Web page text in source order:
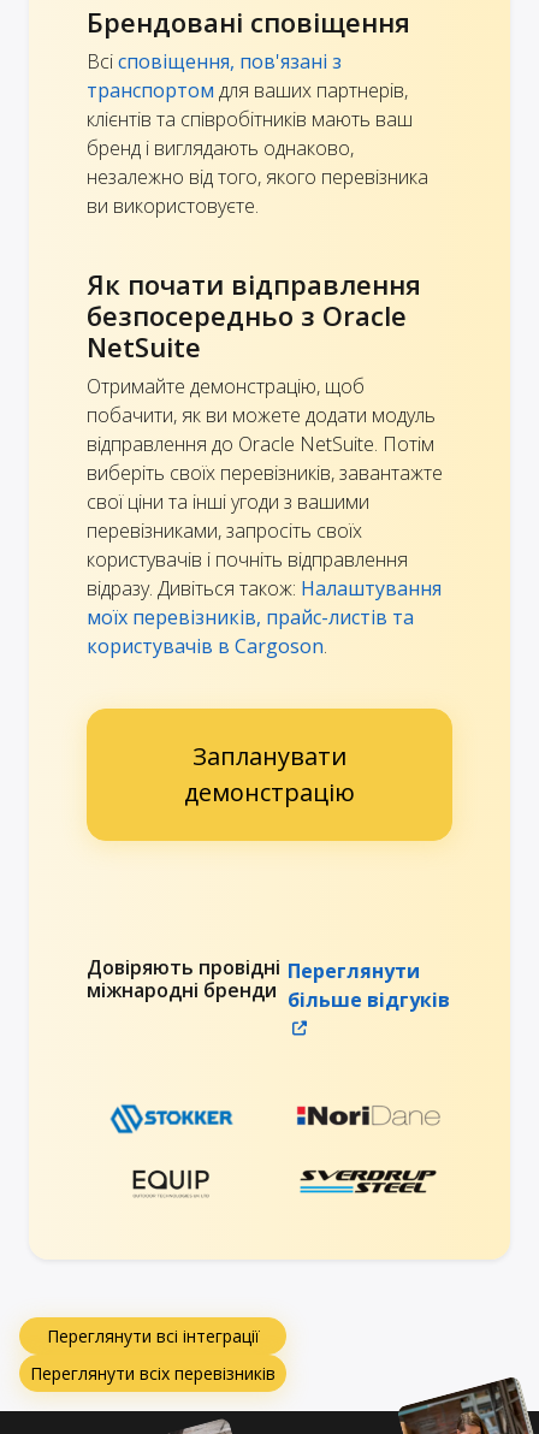
Брендовані сповіщення
Всісповіщення, пов'язані з
транспортом для ваших партнерів,
клієнтів та співробітників мають ваш
бренд і виглядають однаково,
незалежно від того, якого перевізника
ви використовуєте.
Як почати відправлення
безпосередньо з Oracle
NetSuite
Отримайте демонстрацію, щоб
побачити, як ви можете додати модуль
відправлення до Oracle NetSuite. Потім
виберіть своїх перевізників, завантажте
свої ціни та інші угоди з вашими
перевізниками, запросіть своїх
користувачів і почніть відправлення
відразу. Дивіться також: Налаштування
моїх перевізників, прайс-листів та
користувачів в Cargoson.
Запланувати
демонстрацію
Довіряють провідні
міжнародні бренди
Переглянути
більше відгуків
Переглянути всі інтеграції
Переглянути всіх перевізників